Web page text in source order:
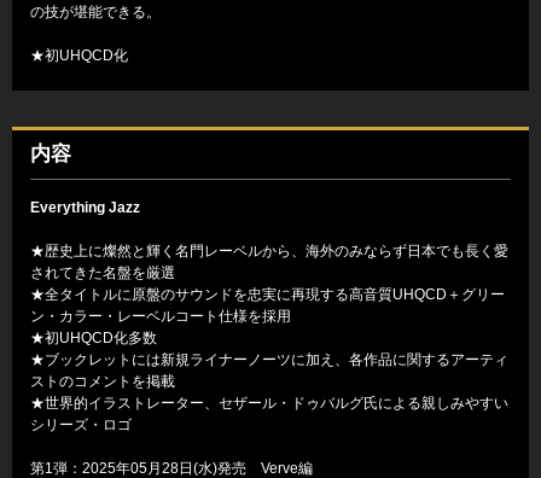
の技が堪能できる。
★初UHQCD化
内容
Everything Jazz
★歴史上に燦然と輝く名門レーベルから、海外のみならず日本でも長く愛
されてきた名盤を厳選
★全タイトルに原盤のサウンドを忠実に再現する高音質UHQCD＋グリー
ン・カラー・レーベルコート仕様を採用
★初UHQCD化多数
★ブックレットには新規ライナーノーツに加え、各作品に関するアーティ
ストのコメントを掲載
★世界的イラストレーター、セザール・ドゥバルグ氏による親しみやすい
シリーズ・ロゴ
第1弾：2025年05月28日(水)発売 Verve編